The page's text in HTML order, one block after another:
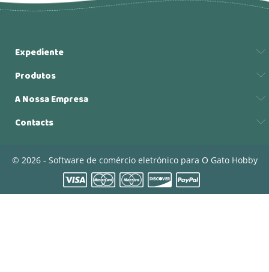
Expediente
Produtos
A Nossa Empresa
Contacts
© 2026 - Software de comércio eletrónico para O Gato Hobby